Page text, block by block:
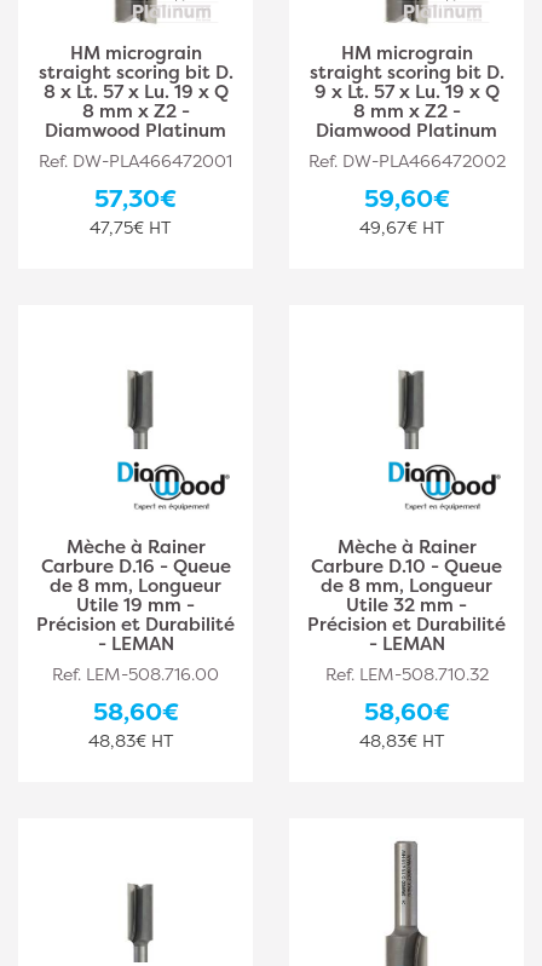
HM micrograin
straight scoring bit D.
8 x Lt. 57 x Lu. 19 x Q
8 mm x Z2 -
Diamwood Platinum
Ref. DW-PLA466472001
57,30€
47,75€ HT
HM micrograin
straight scoring bit D.
9 x Lt. 57 x Lu. 19 x Q
8 mm x Z2 -
Diamwood Platinum
Ref. DW-PLA466472002
59,60€
49,67€ HT
Mèche à Rainer
Carbure D.16 - Queue
de 8 mm, Longueur
Utile 19 mm -
Précision et Durabilité
- LEMAN
Ref. LEM-508.716.00
58,60€
48,83€ HT
Mèche à Rainer
Carbure D.10 - Queue
de 8 mm, Longueur
Utile 32 mm -
Précision et Durabilité
- LEMAN
Ref. LEM-508.710.32
58,60€
48,83€ HT